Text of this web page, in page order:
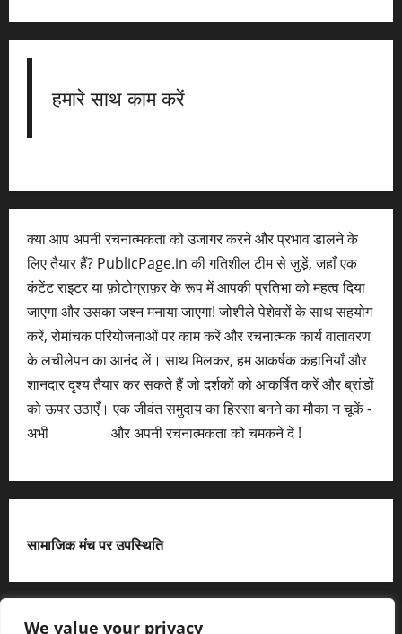
We value your privacy
हमारे साथ काम करें
क्या आप अपनी रचनात्मकता को उजागर करने और प्रभाव डालने के
लिए तैयार हैं? PublicPage.in की गतिशील टीम से जुड़ें, जहाँ एक
कंटेंट राइटर या फ़ोटोग्राफ़र के रूप में आपकी प्रतिभा को महत्व दिया
जाएगा और उसका जश्न मनाया जाएगा! जोशीले पेशेवरों के साथ सहयोग
करें, रोमांचक परियोजनाओं पर काम करें और रचनात्मक कार्य वातावरण
के लचीलेपन का आनंद लें। साथ मिलकर, हम आकर्षक कहानियाँ और
शानदार दृश्य तैयार कर सकते हैं जो दर्शकों को आकर्षित करें और ब्रांडों
को ऊपर उठाएँ। एक जीवंत समुदाय का हिस्सा बनने का मौका न चूकें -
अभी
और अपनी रचनात्मकता को चमकने दें !
सामाजिक मंच पर उपस्थिति
X